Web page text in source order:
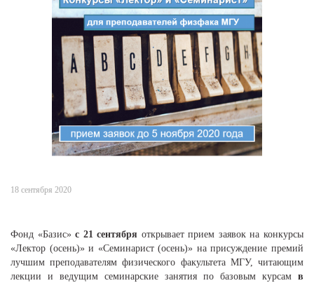
18 сентября 2020
Фонд «Базис»с 21 сентября открывает прием заявок на конкурсы
«Лектор (осень)» и «Семинарист (осень)» на присуждение премий
лучшим преподавателям физического факультета МГУ, читающим
лекции и ведущим семинарские занятия по базовым курсам в